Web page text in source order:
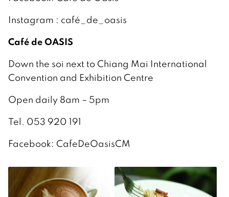
Instagram : café_de_oasis
Café de OASIS
Down the soi next to Chiang Mai International
Convention and Exhibition Centre
Open daily 8am – 5pm
Tel. 053 920 191
Facebook: CafeDeOasisCM